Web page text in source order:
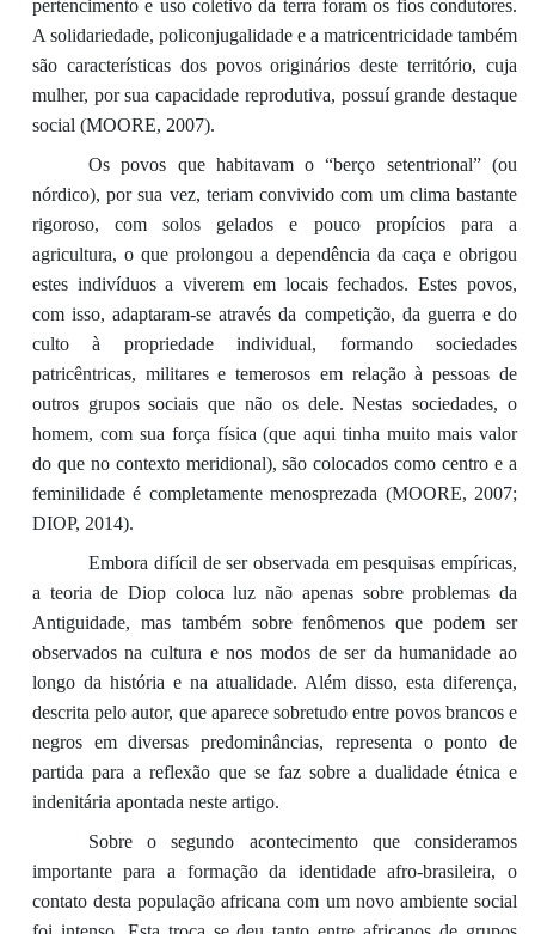
pertencimento e uso coletivo da terra foram os fios condutores.
A solidariedade, policonjugalidade e a matricentricidade também
são características dos povos originários deste território, cuja
mulher, por sua capacidade reprodutiva, possuí grande destaque
social (MOORE, 2007).
Os povos que habitavam o “berço setentrional” (ou
nórdico), por sua vez, teriam convivido com um clima bastante
rigoroso, com solos gelados e pouco propícios para a
agricultura, o que prolongou a dependência da caça e obrigou
estes indivíduos a viverem em locais fechados. Estes povos,
com isso, adaptaram-se através da competição, da guerra e do
culto à propriedade individual, formando sociedades
patricêntricas, militares e temerosos em relação à pessoas de
outros grupos sociais que não os dele. Nestas sociedades, o
homem, com sua força física (que aqui tinha muito mais valor
do que no contexto meridional), são colocados como centro e a
feminilidade é completamente menosprezada (MOORE, 2007;
DIOP, 2014).
Embora difícil de ser observada em pesquisas empíricas,
a teoria de Diop coloca luz não apenas sobre problemas da
Antiguidade, mas também sobre fenômenos que podem ser
observados na cultura e nos modos de ser da humanidade ao
longo da história e na atualidade. Além disso, esta diferença,
descrita pelo autor, que aparece sobretudo entre povos brancos e
negros em diversas predominâncias, representa o ponto de
partida para a reflexão que se faz sobre a dualidade étnica e
indenitária apontada neste artigo.
Sobre o segundo acontecimento que consideramos
importante para a formação da identidade afro-brasileira, o
contato desta população africana com um novo ambiente social